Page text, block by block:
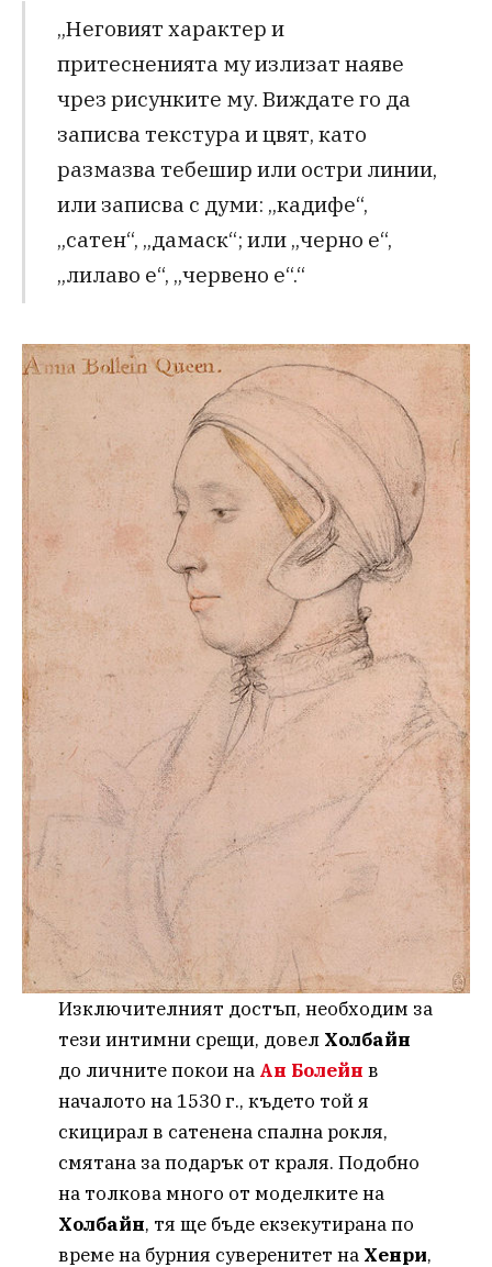
„Неговият характер и
притесненията му излизат наяве
чрез рисунките му. Виждате го да
записва текстура и цвят, като
размазва тебешир или остри линии,
или записва с думи: „кадифе“,
„сатен“, „дамаск“; или „черно е“,
„лилаво е“, „червено е“.“
Изключителният достъп, необходим за
тези интимни срещи, довел Холбайн
до личните покои на Ан Болейн в
началото на 1530 г., където той я
скицирал в сатенена спална рокля,
смятана за подарък от краля. Подобно
на толкова много от моделките на
Холбайн, тя ще бъде екзекутирана по
време на бурния суверенитет на Хенри,